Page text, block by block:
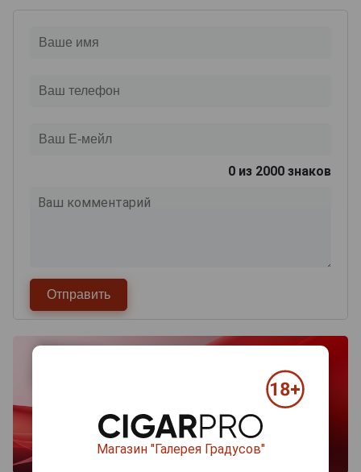
0 из 2000 знаков
Магазин "Галерея Градусов"